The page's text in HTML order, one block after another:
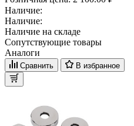
Наличие:
Наличие:
Наличие на складе
Сопутствующие товары
Аналоги
Сравнить В избранное